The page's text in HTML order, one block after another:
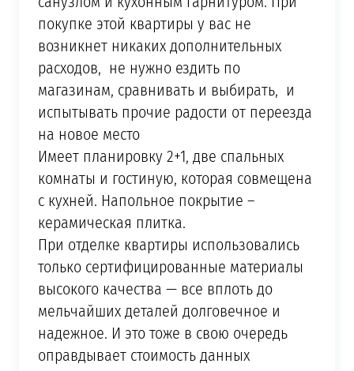
покупке этой квартиры у вас не
возникнет никаких дополнительных
расходов, не нужно ездить по
магазинам, сравнивать и выбирать, и
испытывать прочие радости от переезда
на новое место
Имеет планировку 2+1, две спальных
комнаты и гостиную, которая совмещена
с кухней. Напольное покрытие –
керамическая плитка.
При отделке квартиры использовались
только сертифицированные материалы
высокого качества — все вплоть до
мельчайших деталей долговечное и
надежное. И это тоже в свою очередь
оправдывает стоимость данных